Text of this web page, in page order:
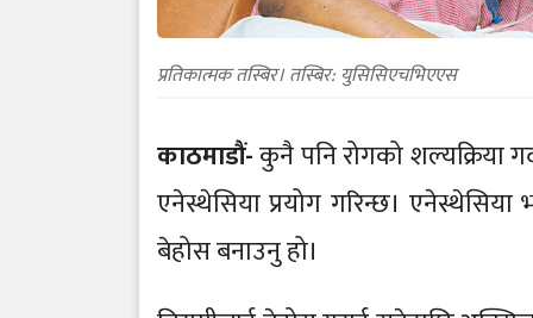
प्रतिकात्मक तस्बिर। तस्बिर: युसिसिएचभिएएस
काठमाडौं-कुनै पनि रोगको शल्यक्रिया
एनेस्थेसिया प्रयोग गरिन्छ। एनेस्थेसिया
बेहोस बनाउनु हो।